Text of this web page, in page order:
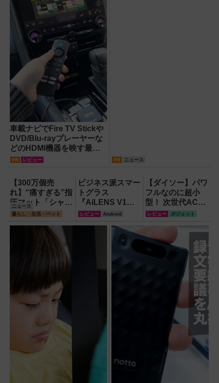
車載ナビでFire TV Stickや
DVD/Blu-rayプレーヤーな
どのHDMI機器を映す最短
ルート。USB接続だけで
ス化できる新機軸アダプタ
ーを徹底解説【データシス
テム『USBKIT』】
PR レビュー PR ニュース
【300万個売
れ】“痛すぎる”指
圧マット「シャク
ティマット」の新
色を渋谷で体験で
きるイベント開
ニュース
暮らし・生活・ペット
ビジネス派スマー
トグラス
『AiLENS V1』
を体験:プレゼ
ン、会議、リアル
タイム翻訳に使え
レビュー Android
【ダイソー】パワ
フルなのに超小
型！ 次世代ACア
ダプター『GaN
USB充電器』が
すごすぎる！
レビュー ガジェット